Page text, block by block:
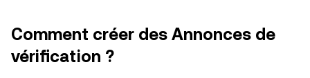
Comment créer des Annonces de
vérification ?